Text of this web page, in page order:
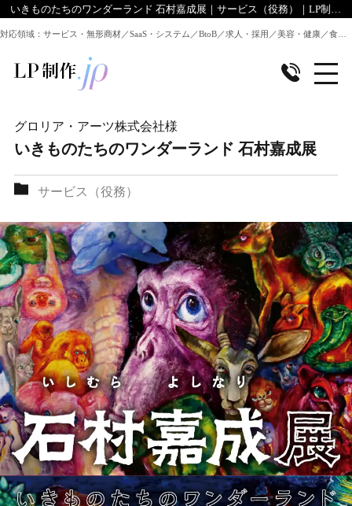
いきものたちのワンダーランド 石村嘉成展｜サービス（役務）｜LP制作.jpのデザイン実績
グロリア・アーツ株式会社様
いきものたちのワンダーランド 石村嘉成展
サービス（役務）